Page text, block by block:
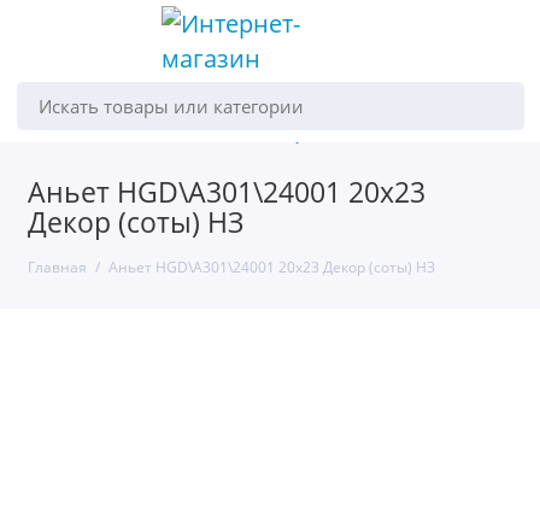
Искать товары или категории
Аньет HGD\A301\24001 20х23
Декор (соты) НЗ
Главная Аньет HGD\A301\24001 20х23 Декор (соты) НЗ